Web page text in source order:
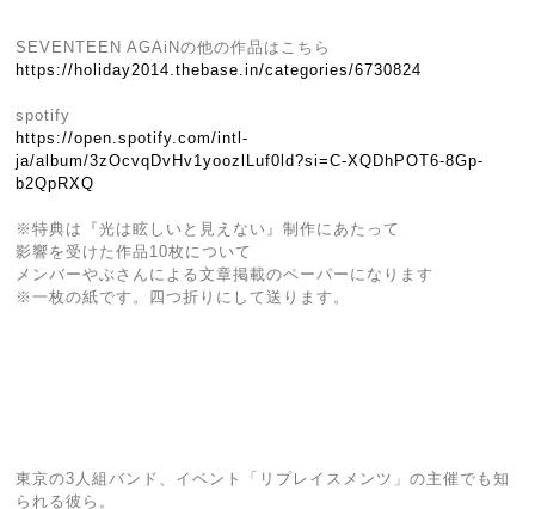
SEVENTEEN AGAiNの他の作品はこちら
https://holiday2014.thebase.in/categories/6730824
spotify
https://open.spotify.com/intl-
ja/album/3zOcvqDvHv1yoozlLuf0ld?si=C-XQDhPOT6-8Gp-
b2QpRXQ
※特典は『光は眩しいと⾒えない』制作にあたって
影響を受けた作品10枚について
メンバーやぶさんによる文章掲載のペーパーになります
※一枚の紙です。四つ折りにして送ります。
東京の3人組バンド、イベント「リプレイスメンツ」の主催でも知
られる彼ら。